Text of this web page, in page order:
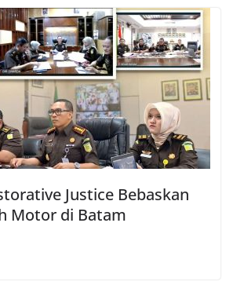
Justice Bebaskan
Motor di Batam